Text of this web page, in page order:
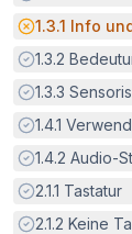
Potenzielle
1.3.1 Info
Erfüllt:
1.3.2
Erfüllt:
1.3.3
Erfüllt:
1.4.1
Erfüllt:
1.4.2 Audio-
Erfüllt:
2.1.1 Tastatur
Erfüllt:
2.1.2 Keine